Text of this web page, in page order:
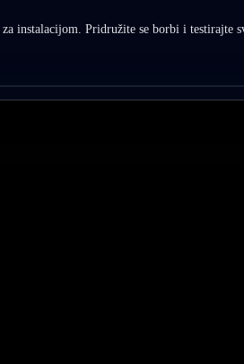
instalacijom. Pridružite se borbi i testirajte